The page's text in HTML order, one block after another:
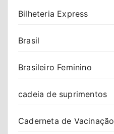
Bilheteria Express
Brasil
Brasileiro Feminino
cadeia de suprimentos
Caderneta de Vacinação